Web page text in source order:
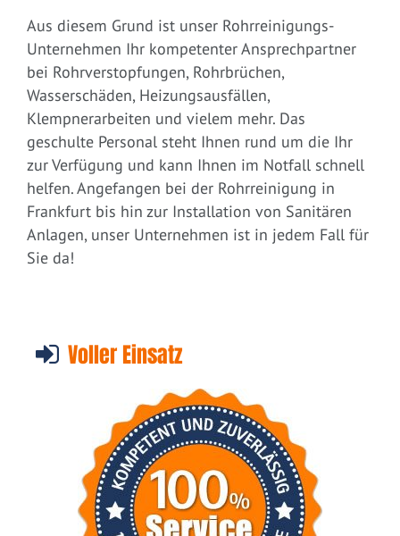
Aus diesem Grund ist unser Rohrreinigungs-
Unternehmen Ihr kompetenter Ansprechpartner
bei Rohrverstopfungen, Rohrbrüchen,
Wasserschäden, Heizungsausfällen,
Klempnerarbeiten und vielem mehr. Das
geschulte Personal steht Ihnen rund um die Ihr
zur Verfügung und kann Ihnen im Notfall schnell
helfen. Angefangen bei der Rohrreinigung in
Frankfurt bis hin zur Installation von Sanitären
Anlagen, unser Unternehmen ist in jedem Fall für
Sie da!
Voller Einsatz